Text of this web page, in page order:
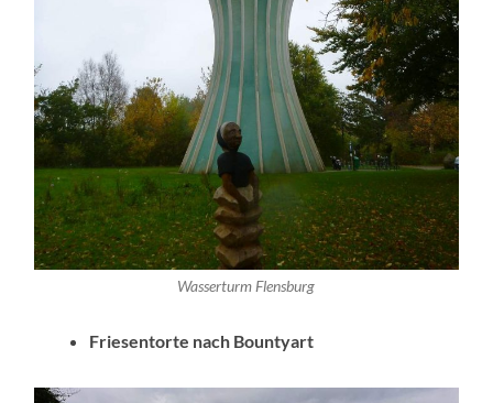
Wasserturm Flensburg
Friesentorte nach Bountyart